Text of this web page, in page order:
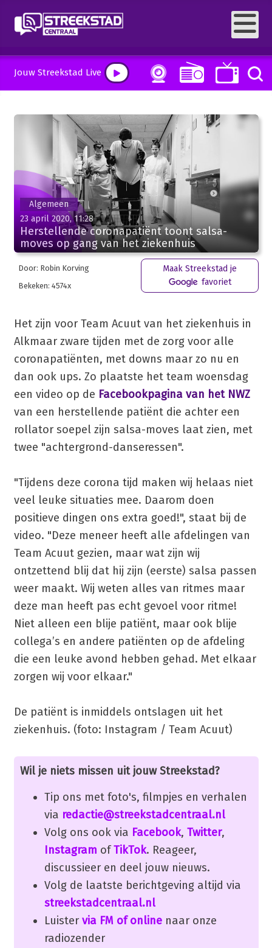
Jouw Streekstad Live
Algemeen
23 april 2020, 11:28
Herstellende coronapatiënt toont salsa-
moves op gang van het ziekenhuis
Door: Robin Korving
Bekeken: 4574x
Maak Streekstad je
favoriet
Het zijn voor Team Acuut van het ziekenhuis in
Alkmaar zware tijden met de zorg voor alle
coronapatiënten, met downs maar zo nu en
dan ook ups. Zo plaatste het team woensdag
een video op de Facebookpagina van het NWZ
van een herstellende patiënt die achter een
rollator soepel zijn salsa-moves laat zien, met
twee "achtergrond-danseressen".
"Tijdens deze corona tijd maken wij helaas niet
veel leuke situaties mee. Daarom doen
positieve dingen ons extra goed!", staat bij de
video. "Deze meneer heeft alle afdelingen van
Team Acuut gezien, maar wat zijn wij
ontzettend blij dat hij zijn (eerste) salsa passen
weer maakt. Wij weten alles van ritmes maar
deze man heeft pas echt gevoel voor ritme!
Niet alleen een blije patiënt, maar ook blije
collega’s en andere patiënten op de afdeling
die een leuke avond hebben gehad. Met elkaar
zorgen wij voor elkaar."
De patiënt is inmiddels ontslagen uit het
ziekenhuis. (foto: Instagram / Team Acuut)
Wil je niets missen uit jouw Streekstad?
Tip ons met foto's, filmpjes en verhalen
via redactie@streekstadcentraal.nl
Volg ons ook via Facebook, Twitter,
Instagram ofTikTok. Reageer,
discussieer en deel jouw nieuws.
Volg de laatste berichtgeving altijd via
streekstadcentraal.nl
Luister via FM of onlinenaar onze
radiozender